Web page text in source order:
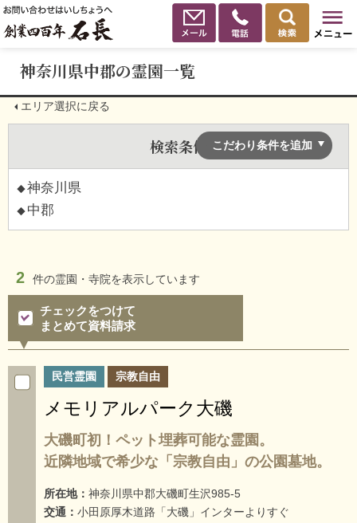
神奈川県中郡の霊園一覧
エリア選択に戻る
こだわり条件を追加
検索条件
神奈川県
中郡
2 件の霊園・寺院を表示しています
チェックをつけて
まとめて資料請求
民営霊園 宗教自由
メモリアルパーク大磯
大磯町初！ペット埋葬可能な霊園。
近隣地域で希少な「宗教自由」の公園墓地。
所在地： 神奈川県中郡大磯町生沢985-5
交通： 小田原厚木道路「大磯」インターよりすぐ